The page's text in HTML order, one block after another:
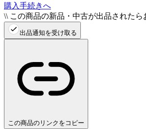
購入手続きへ
\\ この商品の新品・中古が出品されたら
出品通知を受け取る
この商品のリンクをコピー